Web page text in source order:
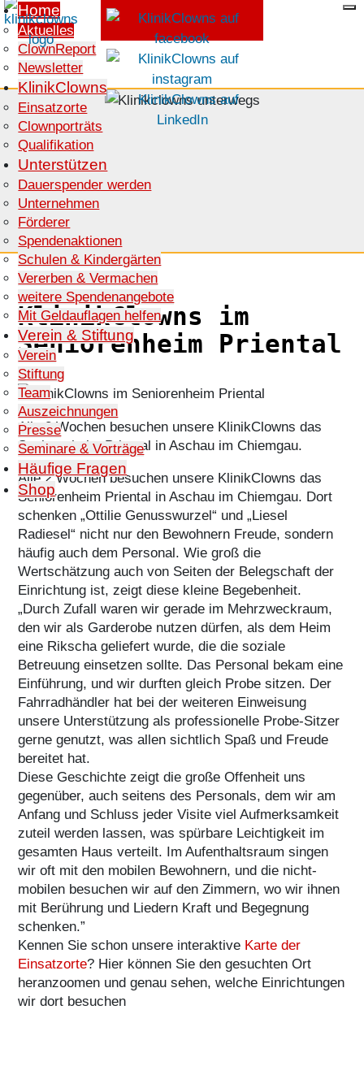
SPENDEN
Home
Aktuelles
ClownReport
Newsletter
KlinikClowns
Einsatzorte
Clownporträts
Qualifikation
Unterstützen
Dauerspender werden
Unternehmen
Förderer
Spendenaktionen
Schulen & Kindergärten
Vererben & Vermachen
weitere Spendenangebote
Mit Geldauflagen helfen
Verein & Stiftung
Verein
Stiftung
Team
Auszeichnungen
Presse
Seminare & Vorträge
Häufige Fragen
Shop
KlinikClowns im
Seniorenheim Priental
Alle 2 Wochen besuchen unsere KlinikClowns das
Seniorenheim Priental in Aschau im Chiemgau.
Alle 2 Wochen besuchen unsere KlinikClowns das
Seniorenheim Priental in Aschau im Chiemgau. Dort
schenken „Ottilie Genusswurzel“ und „Liesel
Radiesel“ nicht nur den Bewohnern Freude, sondern
häufig auch dem Personal. Wie groß die
Wertschätzung auch von Seiten der Belegschaft der
Einrichtung ist, zeigt diese kleine Begebenheit.
„Durch Zufall waren wir gerade im Mehrzweckraum,
den wir als Garderobe nutzen dürfen, als dem Heim
eine Rikscha geliefert wurde, die die soziale
Betreuung einsetzen sollte. Das Personal bekam eine
Einführung, und wir durften gleich Probe sitzen. Der
Fahrradhändler hat bei der weiteren Einweisung
unsere Unterstützung als professionelle Probe-Sitzer
gerne genutzt, was allen sichtlich Spaß und Freude
bereitet hat.
Diese Geschichte zeigt die große Offenheit uns
gegenüber, auch seitens des Personals, dem wir am
Anfang und Schluss jeder Visite viel Aufmerksamkeit
zuteil werden lassen, was spürbare Leichtigkeit im
gesamten Haus verteilt. Im Aufenthaltsraum singen
wir oft mit den mobilen Bewohnern, und die nicht-
mobilen besuchen wir auf den Zimmern, wo wir ihnen
mit Berührung und Liedern Kraft und Begegnung
schenken.”
Kennen Sie schon unsere interaktive Karte der
Einsatzorte? Hier können Sie den gesuchten Ort
heranzoomen und genau sehen, welche Einrichtungen
wir dort besuchen